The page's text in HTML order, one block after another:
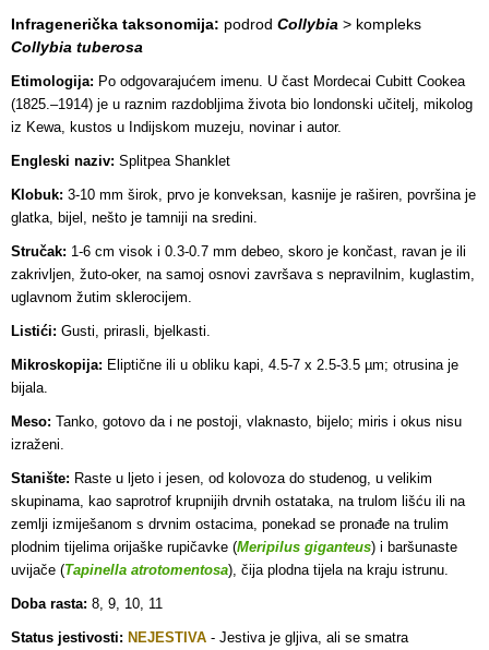
Infragenerička taksonomija: podrod Collybia > kompleks
Collybia tuberosa
Etimologija: Po odgovarajućem imenu. U čast Mordecai Cubitt Cookea
(1825.–1914) je u raznim razdobljima života bio londonski učitelj, mikolog
iz Kewa, kustos u Indijskom muzeju, novinar i autor.
Engleski naziv: Splitpea Shanklet
Klobuk: 3-10 mm širok, prvo je konveksan, kasnije je raširen, površina je
glatka, bijel, nešto je tamniji na sredini.
Stručak: 1-6 cm visok i 0.3-0.7 mm debeo, skoro je končast, ravan je ili
zakrivljen, žuto-oker, na samoj osnovi završava s nepravilnim, kuglastim,
uglavnom žutim sklerocijem.
Listići: Gusti, prirasli, bjelkasti.
Mikroskopija: Eliptične ili u obliku kapi, 4.5-7 x 2.5-3.5 µm; otrusina je
bijala.
Meso: Tanko, gotovo da i ne postoji, vlaknasto, bijelo; miris i okus nisu
izraženi.
Stanište: Raste u ljeto i jesen, od kolovoza do studenog, u velikim
skupinama, kao saprotrof krupnijih drvnih ostataka, na trulom lišću ili na
zemlji izmiješanom s drvnim ostacima, ponekad se pronađe na trulim
plodnim tijelima orijaške rupičavke (Meripilus giganteus) i baršunaste
uvijače (Tapinella atrotomentosa), čija plodna tijela na kraju istrunu.
Doba rasta: 8, 9, 10, 11
Status jestivosti: NEJESTIVA - Jestiva je gljiva, ali se smatra